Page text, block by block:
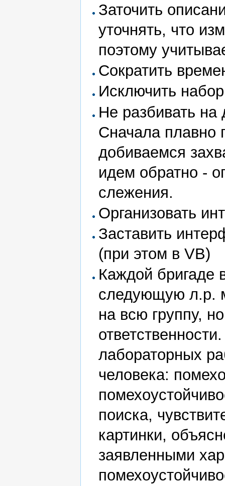
Заточить
уточнять, что
поэтому
Сократить
Исключить набор
Не разбивать на
Сначала плавно
добиваемся
идем обратно -
слежения.
Организовать
Заставить
(при этом в VB)
Каждой бригаде
следующую л.р.
на всю группу,
лабораторных
человека:
поиска,
картинки,
заявленными